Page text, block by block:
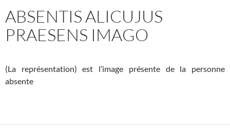
ABSENTIS ALICUJUS
PRAESENS IMAGO
(La représentation) est l’image présente de la personne
absente